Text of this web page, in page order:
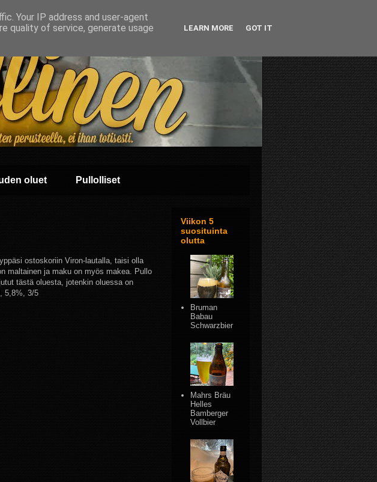
oluet Pullolliset
ostoskoriin Viron-lautalla, taisi olla
maltainen ja maku on myös makea. Pullo
tästä oluesta, jotenkin oluessa on
5,8%, 3/5
Viikon 5
suosituinta
olutta
Bruman
Babau
Schwarzbier
Mahrs Bräu
Helles
Bamberger
Vollbier
Your IP address and user-agent
quality of service, generate usage
LEARN MORE GOT IT